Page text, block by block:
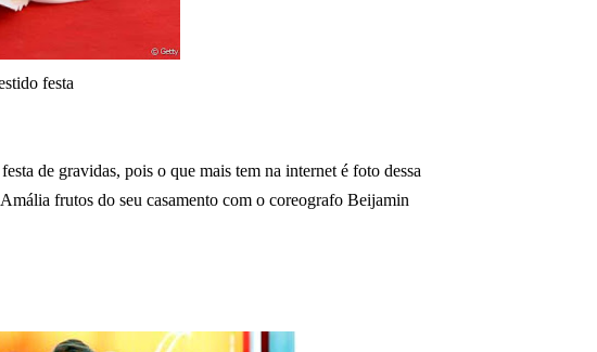
festa
de gravidas, pois o que mais tem na internet é foto dessa
frutos do seu casamento com o coreografo Beijamin